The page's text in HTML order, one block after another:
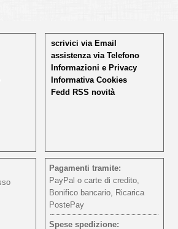
scrivici via Email
assistenza via Telefono
Informazioni e Privacy
Informativa Cookies
Fedd RSS novità
Pagamenti tramite:
PayPal o carte di credito,
Bonifico bancario, Ricarica
PostePay
Spese spedizione: